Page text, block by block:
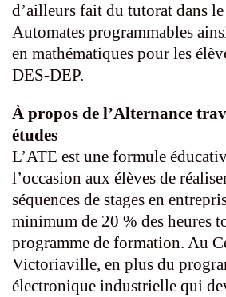
d’ailleurs fait du tutorat dans
Automates programmables
en mathématiques pour les
DES-DEP.
À propos de l’Alternance
études
L’ATE est une formule
l’occasion aux élèves de
séquences de stages en
minimum de 20 % des heures
programme de formation. Au
Victoriaville, en plus du
électronique industrielle qui